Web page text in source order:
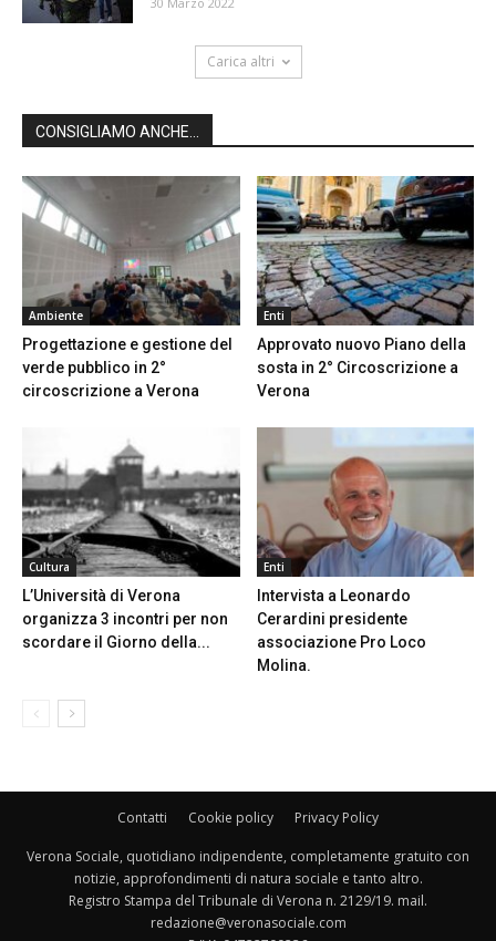
Carica altri
CONSIGLIAMO ANCHE...
Ambiente
Progettazione e gestione del
verde pubblico in 2°
circoscrizione a Verona
Enti
Approvato nuovo Piano della
sosta in 2° Circoscrizione a
Verona
Cultura
L’Università di Verona
organizza 3 incontri per non
scordare il Giorno della...
Enti
Intervista a Leonardo
Cerardini presidente
associazione Pro Loco
Molina.
Contatti Cookie policy Privacy Policy
Verona Sociale, quotidiano indipendente, completamente gratuito con
notizie, approfondimenti di natura sociale e tanto altro.
Registro Stampa del Tribunale di Verona n. 2129/19. mail.
redazione@veronasociale.com